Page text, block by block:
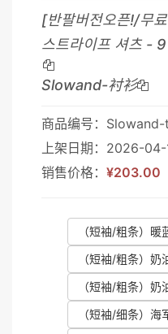
[반팔버전오픈!/무
스트라이프 셔츠 -
Slowand-衬衫
商品编号：
上架日期：2026-04-
销售价格： ¥203.00
（短袖/粗条）暖
（短袖/粗条）奶
（短袖/粗条）奶
（短袖/细条）海